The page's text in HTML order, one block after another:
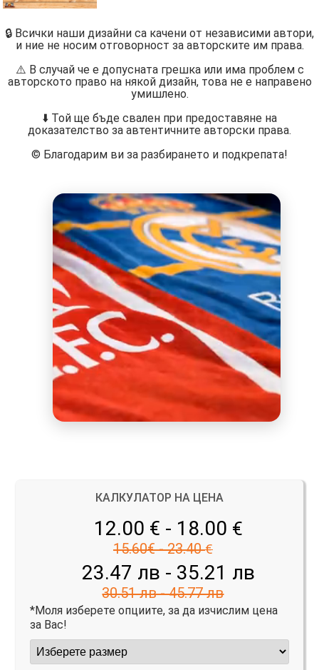
🔒 Всички наши дизайни са качени от независими автори,
и ние не носим отговорност за авторските им права.
⚠️ В случай че е допусната грешка или има проблем с
авторското право на някой дизайн, това не е направено
умишлено.
⬇️ Той ще бъде свален при предоставяне на
доказателство за автентичните авторски права.
©️ Благодарим ви за разбирането и подкрепата!
КАЛКУЛАТОР НА ЦЕНА
12.00 € - 18.00 €
15.60€ - 23.40 €
23.47 лв - 35.21 лв
30.51 лв - 45.77 лв
*Моля изберете опциите, за да изчислим цена
за Вас!